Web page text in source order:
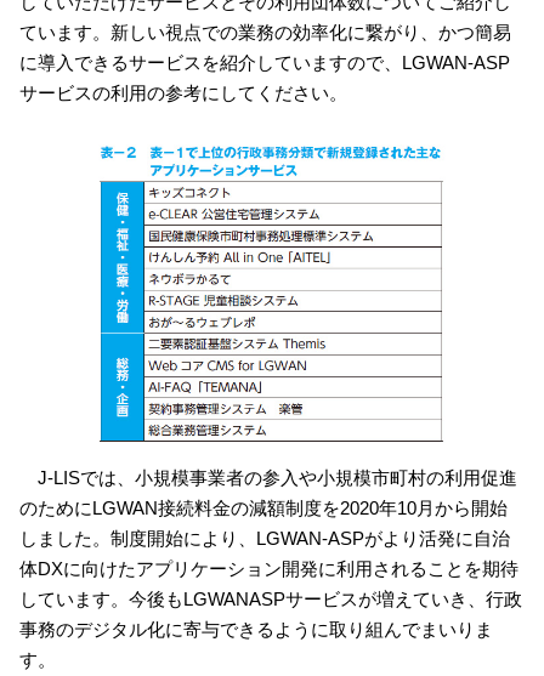
ています。新しい視点での業務の効率化に繋がり、かつ簡易
に導入できるサービスを紹介していますので、LGWAN-ASP
サービスの利用の参考にしてください。
J-LISでは、小規模事業者の参入や小規模市町村の利用促進
のためにLGWAN接続料金の減額制度を2020年10月から開始
しました。制度開始により、LGWAN-ASPがより活発に自治
体DXに向けたアプリケーション開発に利用されることを期待
しています。今後もLGWANASPサービスが増えていき、行政
事務のデジタル化に寄与できるように取り組んでまいりま
す。